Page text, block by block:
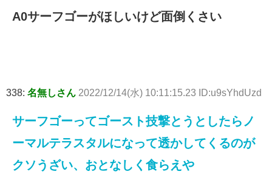
A0サーフゴーがほしいけど面倒くさい
338: 名無しさん 2022/12/14(水) 10:11:15.23 ID:u9sYhdUzd
サーフゴーってゴースト技撃とうとしたらノ
ーマルテラスタルになって透かしてくるのが
クソうざい、おとなしく食らえや